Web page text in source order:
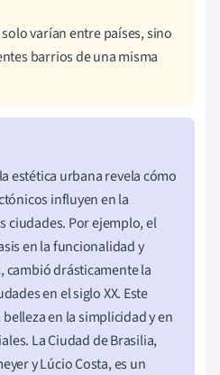
varían entre países, sino
barrios de una misma
estética urbana revela cómo
influyen en la
ciudades. Por ejemplo, el
en la funcionalidad y
cambió drásticamente la
en el siglo XX. Este
en la simplicidad y en
La Ciudad de Brasilia,
y Lúcio Costa, es un